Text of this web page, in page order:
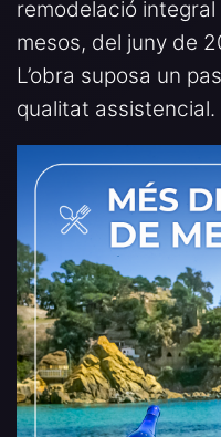
remodelació integral
mesos, del juny de
L’obra suposa un
qualitat assistencial.